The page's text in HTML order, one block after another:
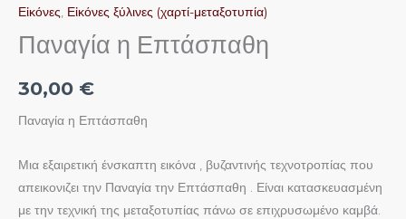
Εἰκόνες Εἰκόνες ξύλινες (χαρτί-μεταξοτυπία)
Παναγία η Επτάσπαθη
30,00 €
Παναγία η Επτάσπαθη
Μια εξαιρετική ένσκαπτη εικόνα , βυζαντινής τεχνοτροπίας που
απεικονιζει την Παναγία την Επτάσπαθη . Είναι κατασκευασμένη
με την τεχνική της μεταξοτυπίας πάνω σε επιχρυσωμένο καμβά.